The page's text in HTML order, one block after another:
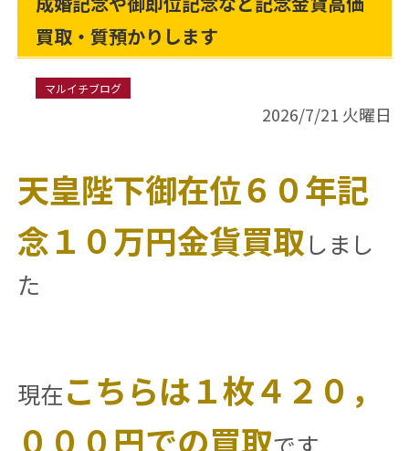
買取・質預かりします
マルイチブログ
2026/7/21 火曜日
天皇陛下御在位６０年記
念１０万円金貨買取しまし
た
現在こちらは１枚４２０，
０００円での買取